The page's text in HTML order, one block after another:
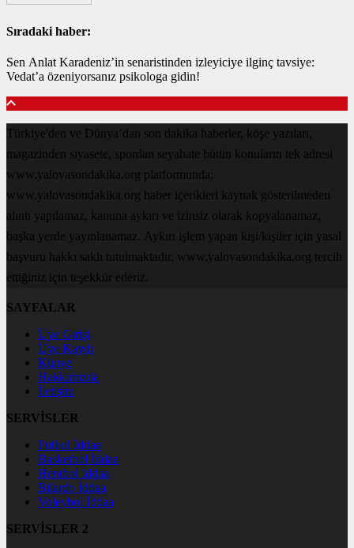
Sıradaki haber:
Sen Anlat Karadeniz’in senaristinden izleyiciye ilginç tavsiye:
Vedat’a özeniyorsanız psikologa gidin!
Türkiye'den ve Dünya’dan son dakika haberler, köşe yazıları,
magazinden siyasete, spordan seyahate bütün konuların tek adresi
www.yalovasondakika.org platformunda;
www.yalovasondakika.org haber içerikleri kaynak gösterilmeden
alıntı yapılamaz, kanuna aykırı ve izinsiz olarak kopyalanamaz,
başka yerde yayınlanamaz. Aykırı işlem yapan kişi/kişiler için yasal
başvuru hakkı saklı tutulmaktadır. www.yalovasondakika.org tercih
ettiğiniz için teşekkür ederiz.
SAYFALAR
Üye Girişi
Üye Kaydı
Künye
Hakkımızda
İletişim
SERVİSLER
Futbol İddaa
Basketbol İddaa
Hentbol İddaa
Bilardo İddaa
Voleybol İddaa
SERVİSLER 2